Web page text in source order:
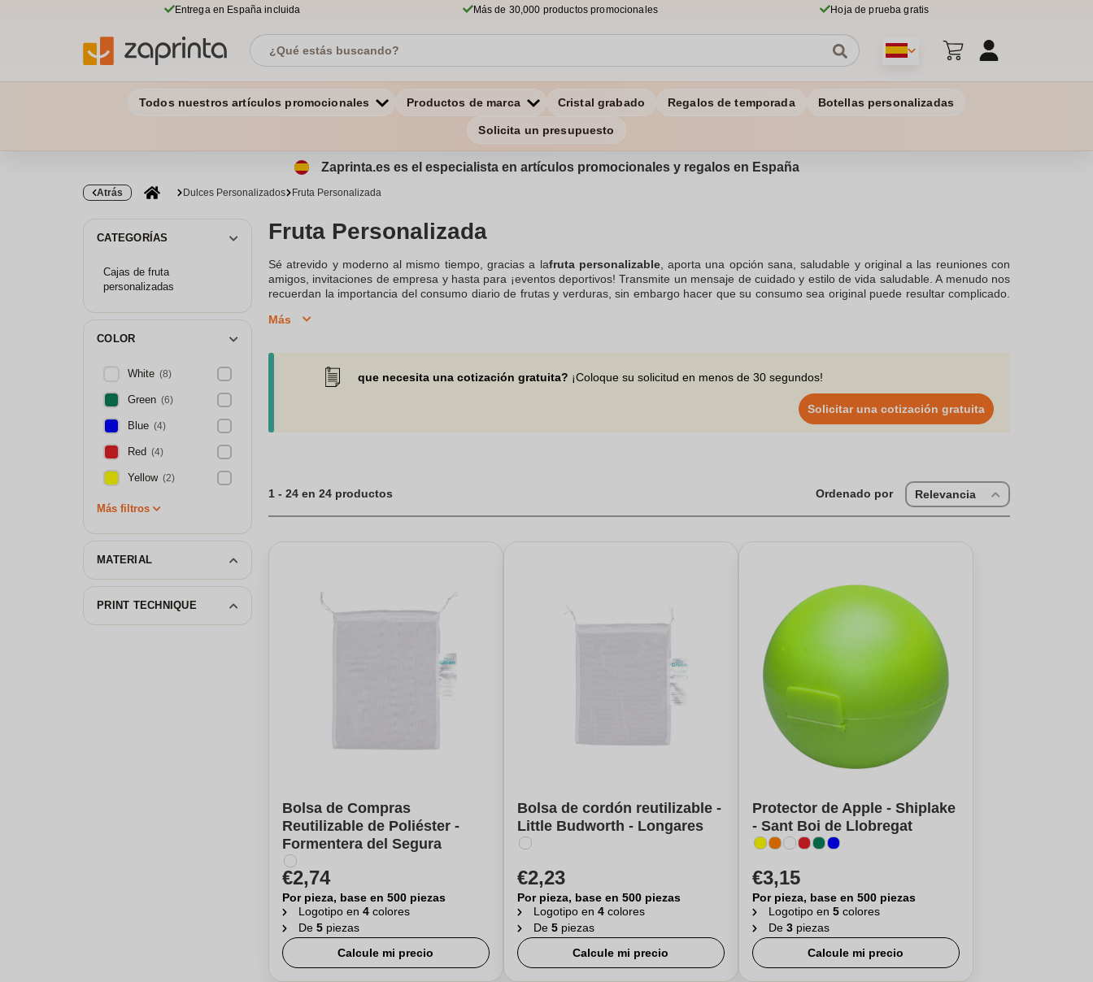
Entrega en España incluida Más de 30,000 productos promocionales Hoja de prueba gratis
Todos nuestros artículos promocionales Productos de marca Cristal grabado Regalos de temporada Botellas personalizadas
Solicita un presupuesto
Zaprinta.es es el especialista en artículos promocionales y regalos en España
Atrás Dulces Personalizados Fruta Personalizada
CATEGORÍAS
Cajas de fruta
personalizadas
COLOR
White (8)
Green (6)
Blue (4)
Red (4)
Yellow (2)
Más filtros
MATERIAL
PRINT TECHNIQUE
Fruta Personalizada
Sé atrevido y moderno al mismo tiempo, gracias a lafruta personalizable, aporta una opción sana, saludable y original a las reuniones con
amigos, invitaciones de empresa y hasta para ¡eventos deportivos! Transmite un mensaje de cuidado y estilo de vida saludable. A menudo nos
recuerdan la importancia del consumo diario de frutas y verduras, sin embargo hacer que su consumo sea original puede resultar complicado.
gama más dulce, déjate seducir por nuestra selección de
poder variar la fruta.
Más
que necesita una cotización gratuita? ¡Coloque su solicitud en menos de 30 segundos!
Solicitar una cotización gratuita
1 - 24 en 24 productos Ordenado por Relevancia
Bolsa de Compras
Reutilizable de Poliéster -
Formentera del Segura
€2,74
Por pieza, base en 500 piezas
Logotipo en 4 colores
De 5 piezas
Calcule mi precio
Bolsa de cordón reutilizable -
Little Budworth - Longares
€2,23
Por pieza, base en 500 piezas
Logotipo en 4 colores
De 5 piezas
Calcule mi precio
Protector de Apple - Shiplake
- Sant Boi de Llobregat
€3,15
Por pieza, base en 500 piezas
Logotipo en 5 colores
De 3 piezas
Calcule mi precio